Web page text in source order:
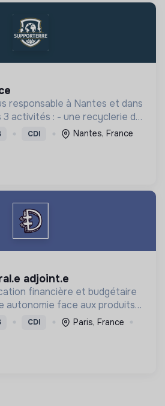
responsable à Nantes et dans
activités : - une recyclerie du
- l'accompagnement
locaux
CDI
Nantes, France
adjoint.e
financière et budgétaire
autonomie face aux produits
et assurantiels et briser le
CDI
Paris, France